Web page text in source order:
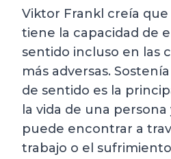
Viktor Frankl creía
tiene la capacidad de
sentido incluso en las
más adversas.
de sentido es la
la vida de una
puede encontrar a
trabajo o el